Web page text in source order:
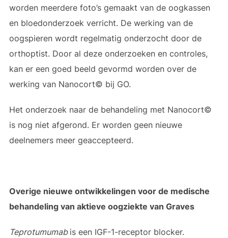
worden meerdere foto’s gemaakt van de oogkassen
en bloedonderzoek verricht. De werking van de
oogspieren wordt regelmatig onderzocht door de
orthoptist. Door al deze onderzoeken en controles,
kan er een goed beeld gevormd worden over de
werking van Nanocort© bij GO.
Het onderzoek naar de behandeling met Nanocort©
is nog niet afgerond. Er worden geen nieuwe
deelnemers meer geaccepteerd.
Overige nieuwe ontwikkelingen voor de medische
behandeling van aktieve oogziekte van Graves
Teprotumumab is een IGF-1-receptor blocker.